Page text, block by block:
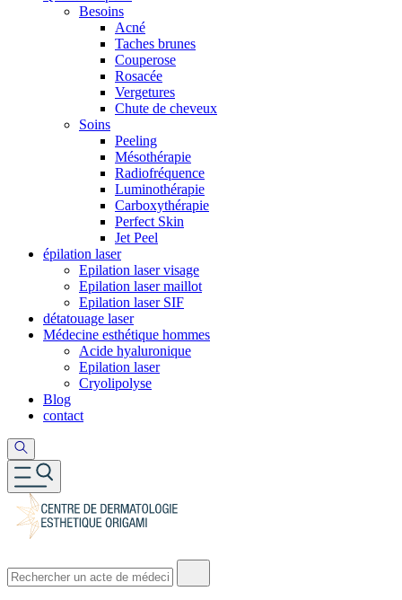
Besoins
Acné
Taches brunes
Couperose
Rosacée
Vergetures
Chute de cheveux
Soins
Peeling
Mésothérapie
Radiofréquence
Luminothérapie
Carboxythérapie
Perfect Skin
Jet Peel
épilation laser
Epilation laser visage
Epilation laser maillot
Epilation laser SIF
détatouage laser
Médecine esthétique hommes
Acide hyaluronique
Epilation laser
Cryolipolyse
Blog
contact